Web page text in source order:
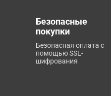
Безопасные
покупки
Безопасная оплата с
помощью SSL-
шифрования